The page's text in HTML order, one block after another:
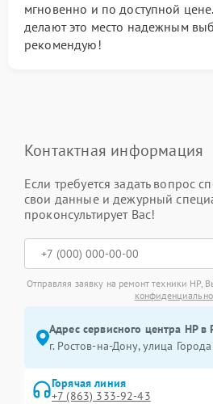
мгновенно и по доступной
делают это место надежным
рекомендую!
Контактная информация
Если требуется задать вопрос
свои данные и дежурный
проконсультирует Вас!
Отправляя заявку на ремонт техники HP,
Адрес сервисного центра HP
г. Ростов-на-Дону, улица
Горячая линия
+7 (863) 333-92-43